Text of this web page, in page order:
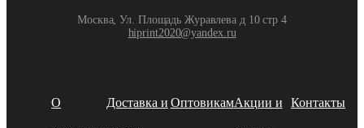
Москва, Ул. Площадь Журавлева д 10 стр 4
hiprint2020@yandex.ru
О Доставка и ОптовикамАкции и Контакты